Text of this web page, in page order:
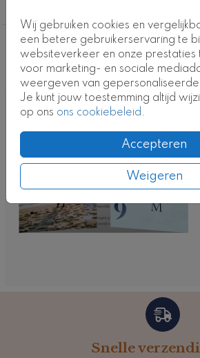
Wij gebruiken cookies en
een betere gebruikerservaring te
websiteverkeer en onze prestaties
voor marketing- en sociale
weergeven van
Je kunt jouw toestemming altijd
op ons ons cookiebeleid.
Accepteren
Weigeren
Deze ontwerpen vind je
leuk
Kaart
Snelle